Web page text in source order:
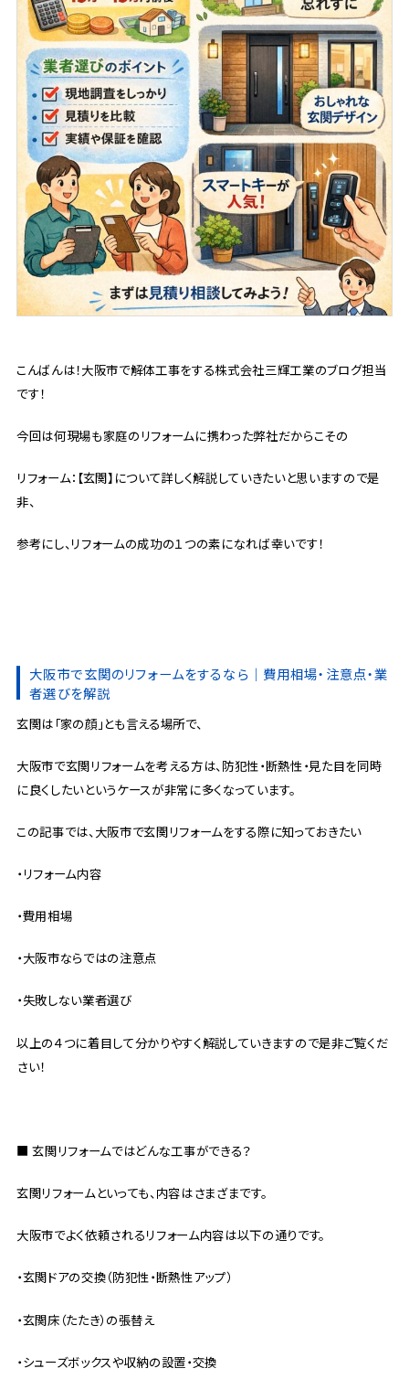
こんばんは！大阪市で解体工事をする株式会社三輝工業のブログ担当
です！
今回は何現場も家庭のリフォームに携わった弊社だからこその
リフォーム：【玄関】について詳しく解説していきたいと思いますので是
非、
参考にし、リフォームの成功の１つの素になれば幸いです！
大阪市で玄関のリフォームをするなら｜費用相場・注意点・業
者選びを解説
玄関は「家の顔」とも言える場所で、
大阪市で玄関リフォームを考える方は、防犯性・断熱性・見た目を同時
に良くしたいというケースが非常に多くなっています。
この記事では、大阪市で玄関リフォームをする際に知っておきたい
・リフォーム内容
・費用相場
・大阪市ならではの注意点
・失敗しない業者選び
以上の４つに着目して分かりやすく解説していきますので是非ご覧くだ
さい！
■ 玄関リフォームではどんな工事ができる？
玄関リフォームといっても、内容はさまざまです。
大阪市でよく依頼されるリフォーム内容は以下の通りです。
・玄関ドアの交換（防犯性・断熱性アップ）
・玄関床（たたき）の張替え
・シューズボックスや収納の設置・交換